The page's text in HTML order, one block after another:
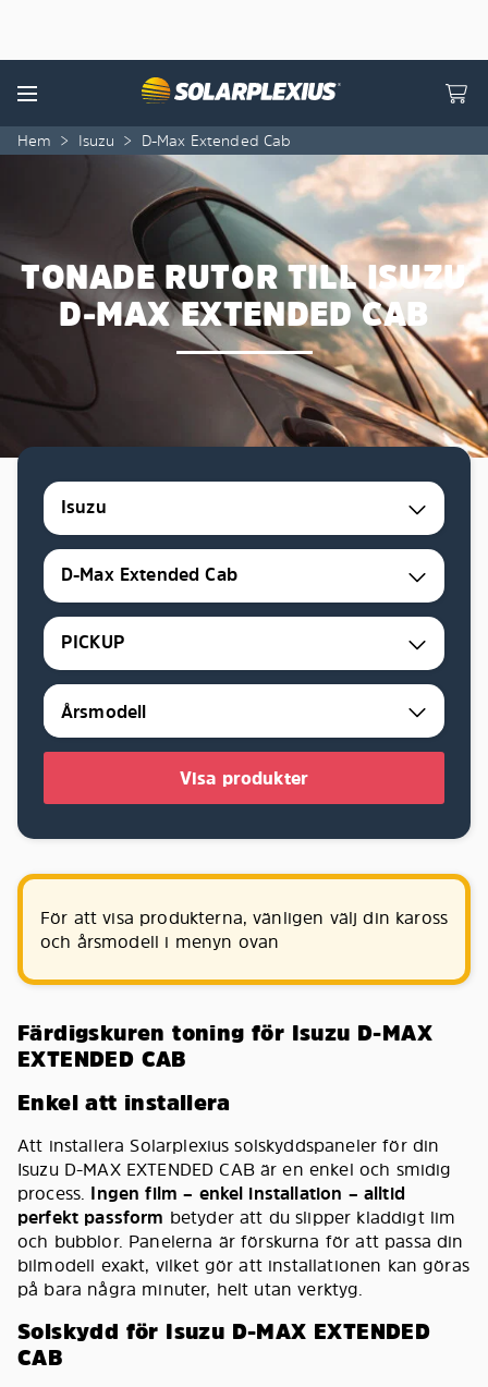
Menu
Hem > Isuzu > D-Max Extended Cab
TONADE RUTOR TILL ISUZU
D-MAX EXTENDED CAB
Isuzu
D-Max Extended Cab
PICKUP
Visa produkter
För att visa produkterna, vänligen välj din kaross
och årsmodell i menyn ovan
Färdigskuren toning för Isuzu D-MAX
EXTENDED CAB
Enkel att installera
Att installera Solarplexius solskyddspaneler för din
Isuzu D-MAX EXTENDED CAB är en enkel och smidig
process. Ingen film – enkel installation – alltid
perfekt passform betyder att du slipper kladdigt lim
och bubblor. Panelerna är förskurna för att passa din
bilmodell exakt, vilket gör att installationen kan göras
på bara några minuter, helt utan verktyg.
Solskydd för Isuzu D-MAX EXTENDED
CAB